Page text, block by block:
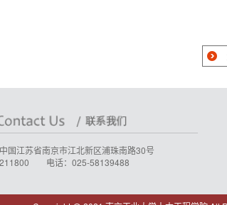
国江苏省南京市江北新区浦珠南路30号
211800 电话：025-58139488